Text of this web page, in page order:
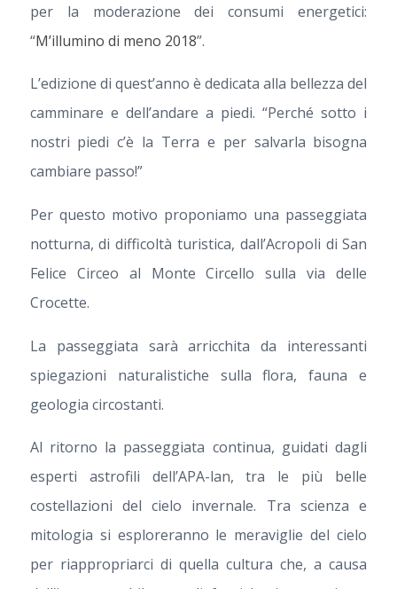
per la moderazione dei consumi energetici:
“M’illumino di meno 2018”.
L’edizione di quest’anno è dedicata alla bellezza del
camminare e dell’andare a piedi. “Perché sotto i
nostri piedi c’è la Terra e per salvarla bisogna
cambiare passo!”
Per questo motivo proponiamo una passeggiata
notturna, di difficoltà turistica, dall’Acropoli di San
Felice Circeo al Monte Circello sulla via delle
Crocette.
La passeggiata sarà arricchita da interessanti
spiegazioni naturalistiche sulla flora, fauna e
geologia circostanti.
Al ritorno la passeggiata continua, guidati dagli
esperti astrofili dell’APA-lan, tra le più belle
costellazioni del cielo invernale. Tra scienza e
mitologia si esploreranno le meraviglie del cielo
per riappropriarci di quella cultura che, a causa